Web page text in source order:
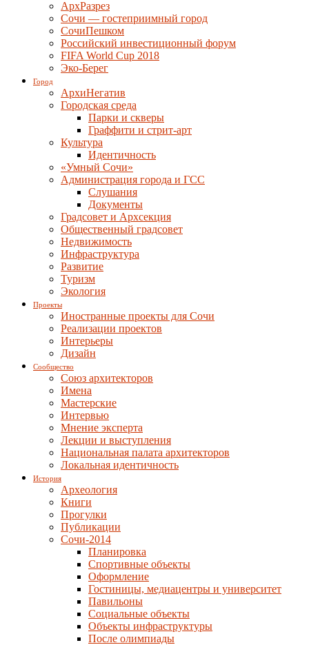
АрхРазрез
Сочи — гостеприимный город
СочиПешком
Российский инвестиционный форум
FIFA World Cup 2018
Эко-Берег
Город
АрхиНегатив
Городская среда
Парки и скверы
Граффити и стрит-арт
Культура
Идентичность
«Умный Сочи»
Администрация города и ГСС
Слушания
Документы
Градсовет и Архсекция
Общественный градсовет
Недвижимость
Инфраструктура
Развитие
Туризм
Экология
Проекты
Иностранные проекты для Сочи
Реализации проектов
Интерьеры
Дизайн
Сообщество
Союз архитекторов
Имена
Мастерские
Интервью
Мнение эксперта
Лекции и выступления
Национальная палата архитекторов
Локальная идентичность
История
Археология
Книги
Прогулки
Публикации
Сочи-2014
Планировка
Спортивные объекты
Оформление
Гостиницы, медиацентры и университет
Павильоны
Социальные объекты
Объекты инфраструктуры
После олимпиады